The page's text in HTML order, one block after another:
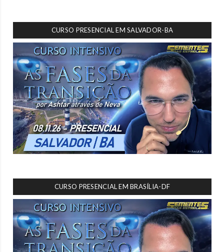
CURSO PRESENCIAL EM SALVADOR-BA
CURSO PRESENCIAL EM BRASÍLIA-DF